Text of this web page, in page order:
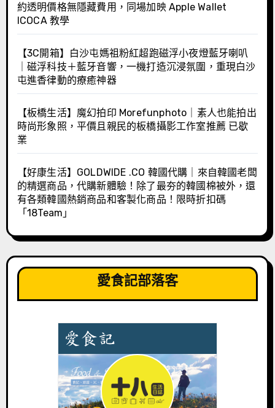
約透明價格無隱藏費用，同場加映 Apple Wallet
ICOCA 教學
【3C開箱】白沙屯媽祖粉紅超跑磁浮小夜燈藍牙喇叭
｜磁浮科技＋藍牙音響，一機打造沉浸氛圍，重現白沙
屯進香律動的療癒神器
【板橋生活】魔幻拍印 Morefunphoto｜素人也能拍出
時尚形象照，平價且親民的板橋攝影工作室推薦 已歇
業
【好康生活】GOLDWIDE .CO 韓國代購｜來自韓國老闆
的精選商品，代購新體驗！除了最夯的韓國棉被外，還
有各類韓國熱銷商品和客製化商品！限時折扣碼
「18Team」
愛食記部落客